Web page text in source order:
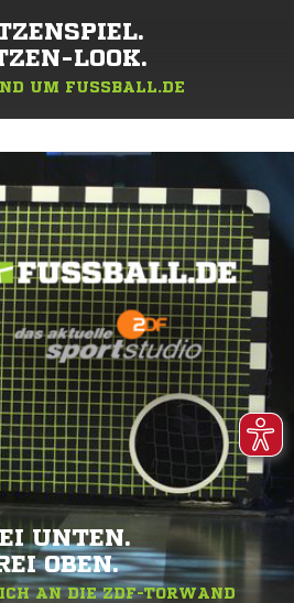
LOOK.
UM FUSSBALL.DE
UNTEN.
OBEN.
AN DIE ZDF-TORWAND